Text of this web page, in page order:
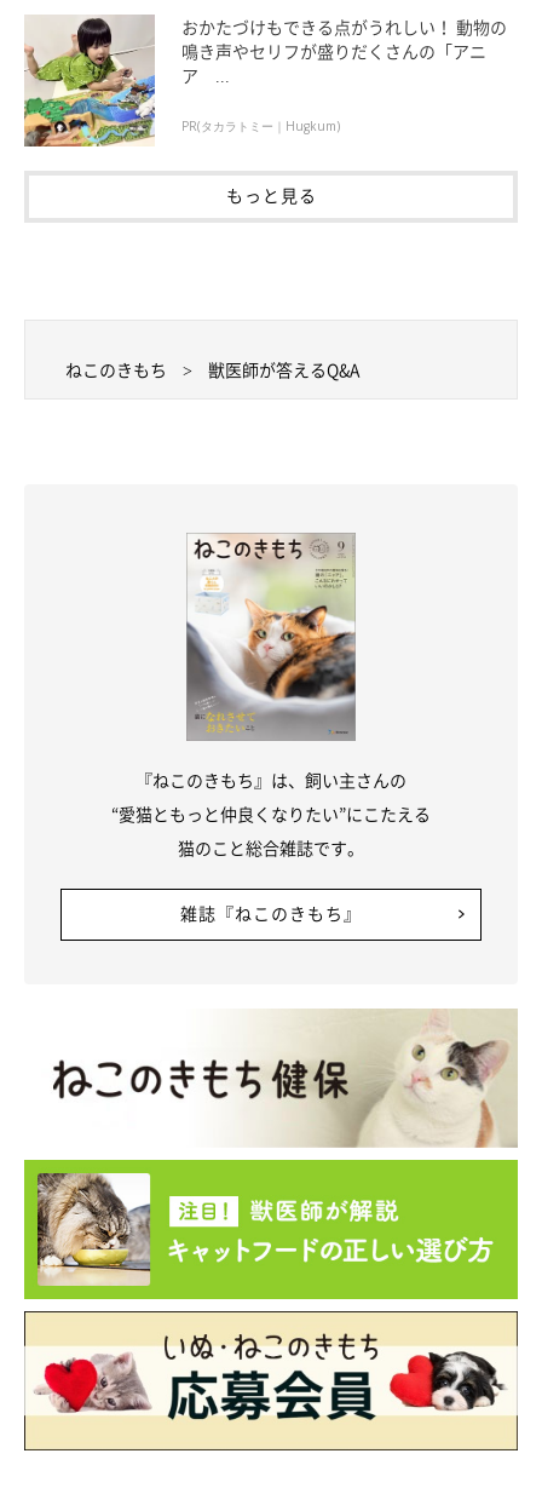
おかたづけもできる点がうれしい！ 動物の
鳴き声やセリフが盛りだくさんの「アニ
ア ...
PR(タカラトミー｜Hugkum)
もっと見る
ねこのきもち 獣医師が答えるQ&A
『ねこのきもち』は、飼い主さんの
“愛猫ともっと仲良くなりたい”にこたえる
猫のこと総合雑誌です。
雑誌『ねこのきもち』